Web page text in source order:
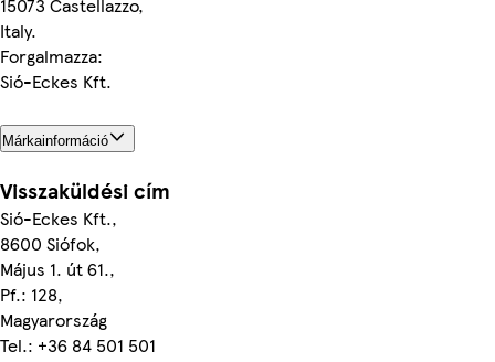
15073 Castellazzo,
Italy.
Forgalmazza:
Sió-Eckes Kft.
Márkainformáció
Visszaküldési cím
Sió-Eckes Kft.,
8600 Siófok,
Május 1. út 61.,
Pf.: 128,
Magyarország
Tel.: +36 84 501 501